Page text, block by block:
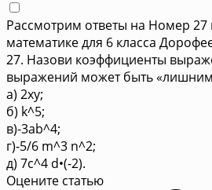
Рассмотрим ответы на Номер 27
математике для 6 класса
27. Назови коэффициенты
выражений может быть
а) 2xy;
б) k^5;
в)-3ab^4;
г)-5/6 m^3 n^2;
д) 7c^4 d•(-2).
Оцените статью